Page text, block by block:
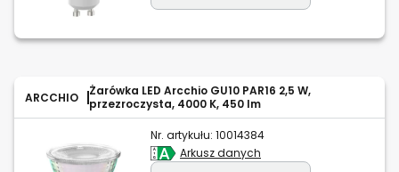
ARCCHIO
Żarówka LED Arcchio GU10 PAR16 2,5 W,
przezroczysta, 4000 K, 450 lm
Nr. artykułu: 10014384
Arkusz danych